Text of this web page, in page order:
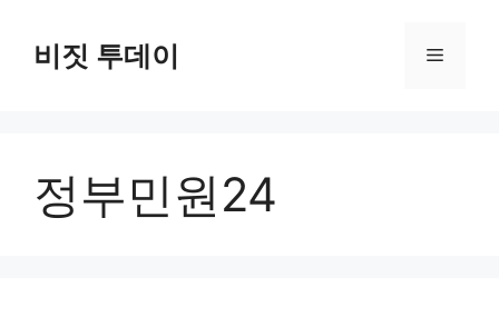
비짓 투데이 메
정부민원24